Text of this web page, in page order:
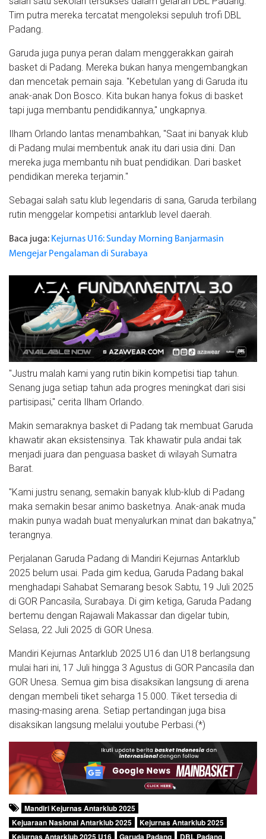
Tim putra mereka tercatat mengoleksi sepuluh trofi DBL
Padang.
Garuda juga punya peran dalam menggerakkan gairah
basket di Padang. Mereka bukan hanya mengembangkan
dan mencetak pemain saja. "Kebetulan yang di Garuda itu
anak-anak Don Bosco. Kita bukan hanya fokus di basket
tapi juga membantu pendidikannya," ungkapnya.
Ilham Orlando lantas menambahkan, "Saat ini banyak klub
di Padang mulai membentuk anak itu dari usia dini. Dan
mereka juga membantu nih buat pendidikan. Dari basket
pendidikan mereka terjamin."
Sebagai salah satu klub legendaris di sana, Garuda terbilang
rutin menggelar kompetisi antarklub level daerah.
Baca juga: Kejurnas U16: Sunday Morning Banjarmasin
Mengejar Pengalaman di Surabaya
"Justru malah kami yang rutin bikin kompetisi tiap tahun.
Senang juga setiap tahun ada progres meningkat dari sisi
partisipasi," cerita Ilham Orlando.
Makin semaraknya basket di Padang tak membuat Garuda
khawatir akan eksistensinya. Tak khawatir pula andai tak
menjadi juara dan penguasa basket di wilayah Sumatra
Barat.
"Kami justru senang, semakin banyak klub-klub di Padang
maka semakin besar animo basketnya. Anak-anak muda
makin punya wadah buat menyalurkan minat dan bakatnya,"
terangnya.
Perjalanan Garuda Padang di Mandiri Kejurnas Antarklub
2025 belum usai. Pada gim kedua, Garuda Padang bakal
menghadapi Sahabat Semarang besok Sabtu, 19 Juli 2025
di GOR Pancasila, Surabaya. Di gim ketiga, Garuda Padang
bertemu dengan Rajawali Makassar dan digelar tubin,
Selasa, 22 Juli 2025 di GOR Unesa.
Mandiri Kejurnas Antarklub 2025 U16 dan U18 berlangsung
mulai hari ini, 17 Juli hingga 3 Agustus di GOR Pancasila dan
GOR Unesa. Semua gim bisa disaksikan langsung di arena
dengan membeli tiket seharga 15.000. Tiket tersedia di
masing-masing arena. Setiap pertandingan juga bisa
disaksikan langsung melalui youtube Perbasi.(*)
Mandiri Kejurnas Antarklub 2025
Kejuaraan Nasional Antarklub 2025
Kejurnas Antarklub 2025
Kejurnas Antarklub 2025 U16
Garuda Padang DBL Padang